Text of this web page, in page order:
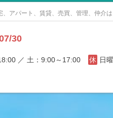
アパート、賃貸、売買、管理、仲介は
30
／ 土：9:00～17:00 休 日